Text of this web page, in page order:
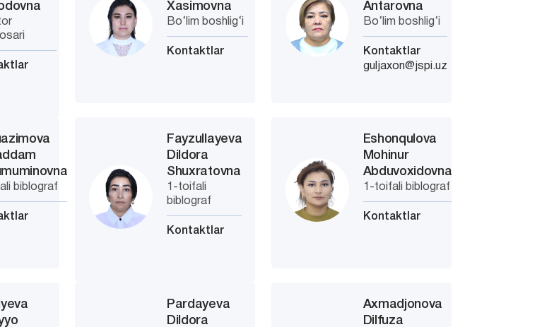
Xasimovna
Bo‘lim boshlig‘i
Kontaktlar
Antarovna
Bo‘lim boshlig‘i
Kontaktlar
guljaxon@jspi.uz
biblograf
Fayzullayeva
Dildora
Shuxratovna
1-toifali
biblograf
Kontaktlar
Eshonqulova
Mohinur
Abduvoxidovna
1-toifali biblograf
Kontaktlar
Pardayeva
Dildora
Axmadjonova
Dilfuza